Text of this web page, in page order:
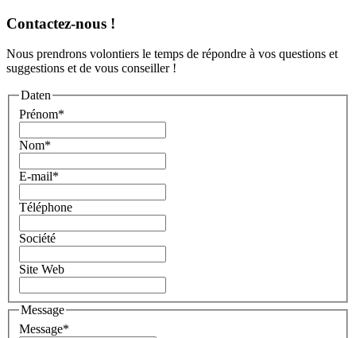
Contactez-nous !
Nous prendrons volontiers le temps de répondre à vos questions et
suggestions et de vous conseiller !
Daten
Prénom*
Nom*
E-mail*
Téléphone
Société
Site Web
Message
Message*